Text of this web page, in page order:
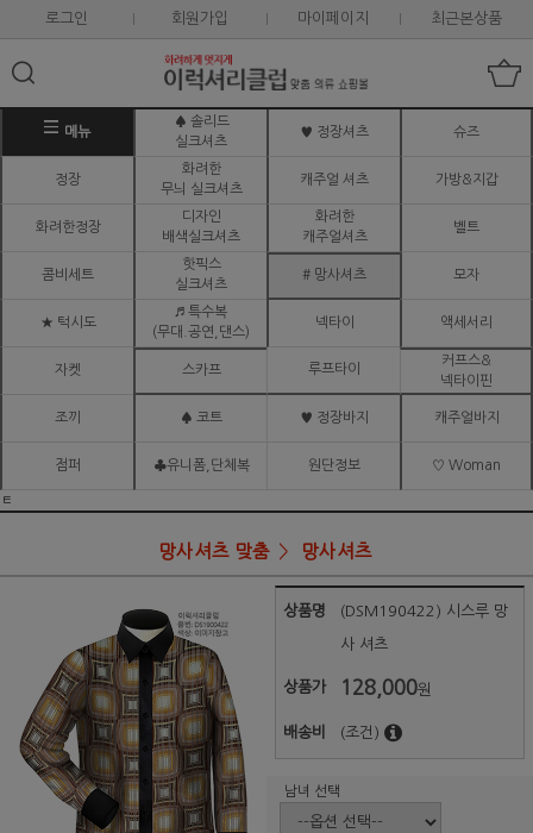
로그인 회원가입 마이페이지 최근본상품
메뉴
♠ 솔리드
실크셔츠
♥ 정장셔츠 슈즈
정장
화려한
무늬 실크셔츠
캐주얼 셔츠 가방&지갑
화려한정장
디자인
배색실크셔츠
화려한
캐주얼셔츠
벨트
콤비세트
핫픽스
실크셔츠
# 망사셔츠 모자
★ 턱시도
♬ 특수복
(무대.공연,댄스)
넥타이 액세서리
자켓 스카프 루프타이
커프스&
넥타이핀
조끼 ♠ 코트 ♥ 정장바지 캐주얼바지
점퍼 ♣유니폼,단체복 원단정보 ♡ Woman
ㅌ
망사셔츠 맞춤 망사셔츠
상품명 (DSM190422) 시스루 망
사 셔츠
상품가 128,000원
배송비 (조건)
남녀 선택